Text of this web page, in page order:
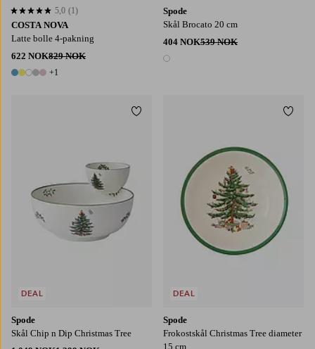
COSTA NOVA
Latte bolle 4-pakning
622 NOK829 NOK
6 farger
+1
5,0 basert på 1 karaktergivninger
5,0 (1)
Spode
Skål Brocato 20 cm
404 NOK539 NOK
1 farge
Spode
Skål Chip n Dip Christmas Tree
DEAL
Legg til favoritter
Spode
Frokostskål Christmas Tree diameter
15 cm
DEAL